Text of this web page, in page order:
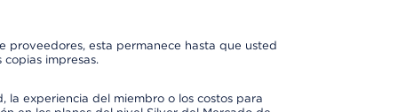
proveedores, esta permanece hasta que usted
impresas.
la experiencia del miembro o los costos para